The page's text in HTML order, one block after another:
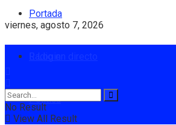
viernes, agosto 7, 2026
Portada
Política
No Result
View All Result